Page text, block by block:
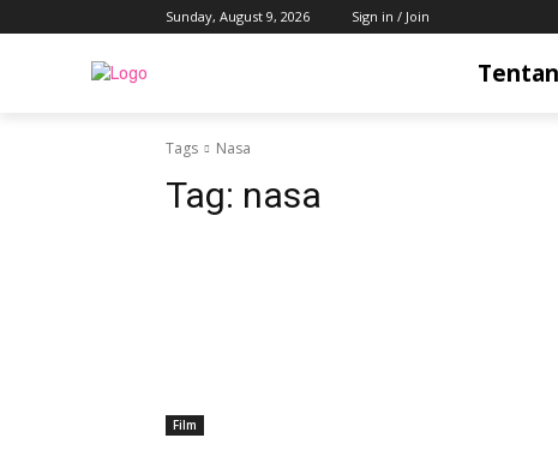
Sunday, August 9, 2026 Sign in / Join
Tags Nasa
Tag: nasa
Film